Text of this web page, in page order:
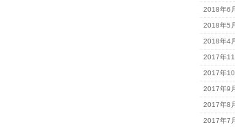
2018年6
2018年5
2018年4
2017年11
2017年10
2017年9
2017年8
2017年7